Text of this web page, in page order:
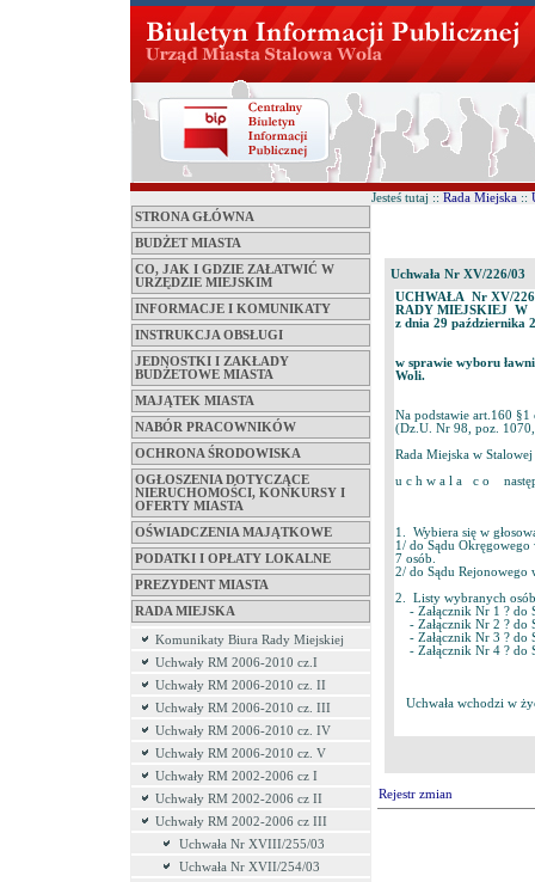
STRONA GŁÓWNA
BUDŻET MIASTA
CO, JAK I GDZIE ZAŁATWIĆ W
URZĘDZIE MIEJSKIM
INFORMACJE I KOMUNIKATY
INSTRUKCJA OBSŁUGI
JEDNOSTKI I ZAKŁADY
BUDŻETOWE MIASTA
MAJĄTEK MIASTA
NABÓR PRACOWNIKÓW
OCHRONA ŚRODOWISKA
OGŁOSZENIA DOTYCZĄCE
NIERUCHOMOŚCI, KONKURSY I
OFERTY MIASTA
OŚWIADCZENIA MAJĄTKOWE
PODATKI I OPŁATY LOKALNE
PREZYDENT MIASTA
RADA MIEJSKA
Komunikaty Biura Rady Miejskiej
Uchwały RM 2006-2010 cz.I
Uchwały RM 2006-2010 cz. II
Uchwały RM 2006-2010 cz. III
Uchwały RM 2006-2010 cz. IV
Uchwały RM 2006-2010 cz. V
Uchwały RM 2002-2006 cz I
Uchwały RM 2002-2006 cz II
Uchwały RM 2002-2006 cz III
Uchwała Nr XVIII/255/03
Uchwała Nr XVII/254/03
Jesteś tutaj :: Rada Miejska ::
Uchwała Nr XV/226/03
UCHWAŁA Nr XV/
RADY MIEJSKIEJ W
z dnia 29 października
w sprawie wyboru
Woli.
Na podstawie art.160
(Dz.U. Nr 98, poz.
Rada Miejska w
u c h w a l a c o
1. Wybiera się w
1/ do Sądu
7 osób.
2/ do Sądu Rejonowego
2. Listy wybranych
- Załącznik Nr 1 ? do
- Załącznik Nr 2 ? do
- Załącznik Nr 3 ? do
- Załącznik Nr 4 ? do
Uchwała wchodzi w
Rejestr zmian